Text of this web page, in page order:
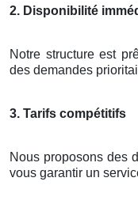
2. Disponibilité
Notre structure est
des demandes
3. Tarifs compétitifs
Nous proposons des
vous garantir un